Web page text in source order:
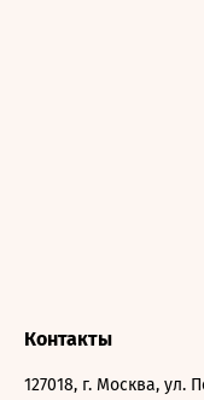
Контакты
127018, г. Москва, ул.